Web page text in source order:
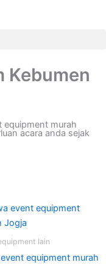
Kebumen
equipment murah
acara anda sejak
lain
equipment murah
Original
price